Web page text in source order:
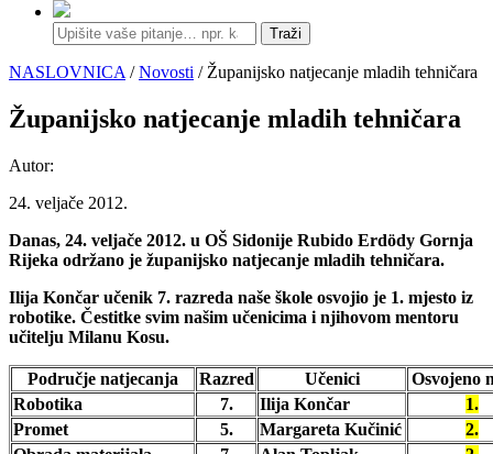
Traži
NASLOVNICA /Novosti / Županijsko natjecanje mladih tehničara
Županijsko natjecanje mladih tehničara
Autor:
24. veljače 2012.
Danas, 24. veljače 2012. u OŠ Sidonije Rubido Erdödy Gornja
Rijeka održano je županijsko natjecanje mladih tehničara.
Ilija Končar učenik 7. razreda naše škole osvojio je 1. mjesto iz
robotike. Čestitke svim našim učenicima i njihovom mentoru
učitelju Milanu Kosu.
Područje natjecanja Razred Učenici
Osvojeno
Robotika
7. Ilija Končar
1.
Promet
5. Margareta Kučinić
2.